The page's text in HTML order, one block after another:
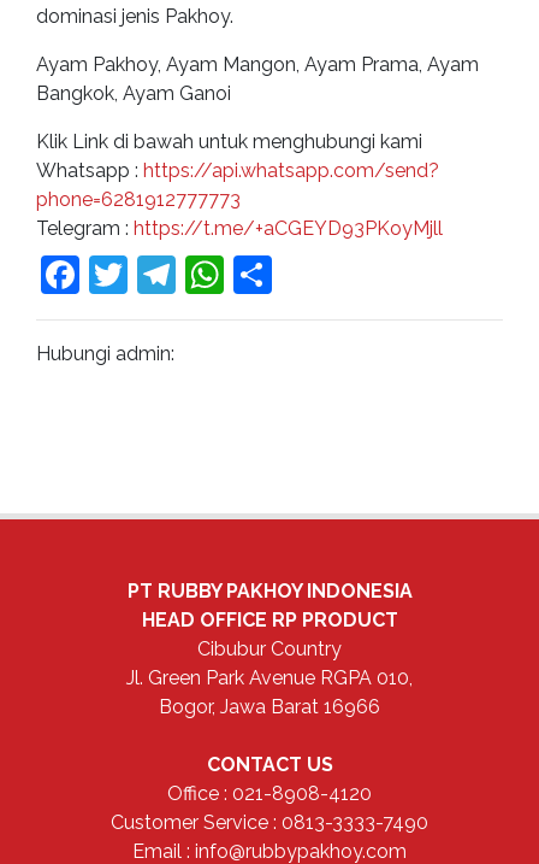
dominasi jenis Pakhoy.
Ayam Pakhoy, Ayam Mangon, Ayam Prama, Ayam
Bangkok, Ayam Ganoi
Klik Link di bawah untuk menghubungi kami
Whatsapp : https://api.whatsapp.com/send?
phone=6281912777773
Telegram : https://t.me/+aCGEYD93PKoyMjll
Facebook
Twitter
Telegram
WhatsApp
Hubungi admin:
PT RUBBY PAKHOY INDONESIA
HEAD OFFICE RP PRODUCT
Cibubur Country
Jl. Green Park Avenue RGPA 010,
Bogor, Jawa Barat 16966
CONTACT US
Office : 021-8908-4120
Customer Service : 0813-3333-7490
Email : info@rubbypakhoy.com